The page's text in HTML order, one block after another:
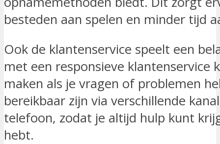
besteden aan spelen en minder tijd
Ook de klantenservice speelt een
met een responsieve klantenservice
maken als je vragen of problemen
bereikbaar zijn via verschillende
telefoon, zodat je altijd hulp kunt
hebt.